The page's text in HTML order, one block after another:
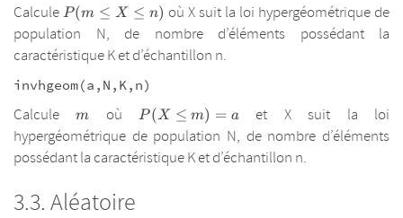
CalculeP(m
\leq
X
\leq
n)
P(m ≤ X ≤ n) où X suit la loi hypergéométrique de
population N, de nombre d’éléments possédant la
caractéristique K et d’échantillon n.
invhgeom(a,N,K,n)
Calculem
m oùP(X
\leq
m)=a
P (X ≤ m) = aet X suit la loi
hypergéométrique de population N, de nombre d’éléments
possédant la caractéristique K et d’échantillon n.
Aléatoire